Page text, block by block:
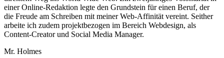
einer Online-Redaktion legte den Grundstein für einen Beruf, der
die Freude am Schreiben mit meiner Web-Affinität vereint. Seither
arbeite ich zudem projektbezogen im Bereich Webdesign, als
Content-Creator und Social Media Manager.
Mr. Holmes